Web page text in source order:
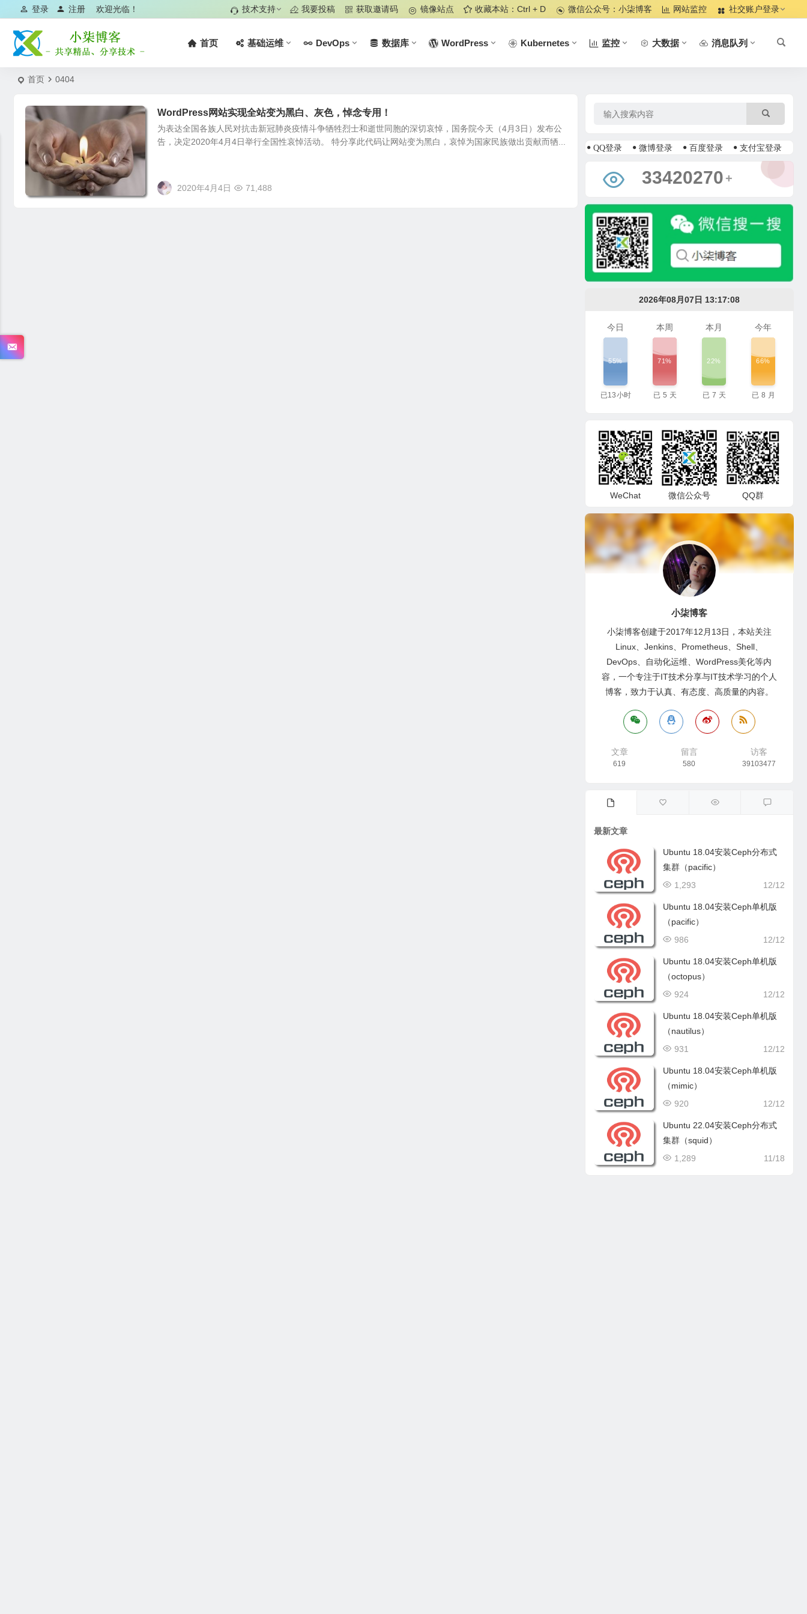
欢迎光临！
登录 注册 技术支持 我要投稿 获取邀请码 镜像站点 收藏本站：Ctrl + D 微信公众号：小柒博客 网站监控 社交账户登录
首页 基础运维 DevOps 数据库 WordPress Kubernetes 监控 大数据 消息队列
首页 0404
WordPress网站实现全站变为黑白、灰色，悼念专用！
为表达全国各族人民对抗击新冠肺炎疫情斗争牺牲烈士和逝世同胞的深切哀悼，国务院今天（4月3日）发布公
告，决定2020年4月4日举行全国性哀悼活动。 特分享此代码让网站变为黑白，哀悼为国家民族做出贡献而牺...
2020年4月4日 71,488
QQ登录 微博登录 百度登录 支付宝登录
37199951 +
2026年08月07日 13:17:09
今日
55%
已13小时
本周
71%
已 5 天
本月
22%
已 7 天
今年
66%
已 8 月
WeChat 微信公众号 QQ群
小柒博客
小柒博客创建于2017年12月13日，本站关注
Linux、Jenkins、Prometheus、Shell、
DevOps、自动化运维、WordPress美化等内
容，一个专注于IT技术分享与IT技术学习的个人
博客，致力于认真、有态度、高质量的内容。
文章
619
留言
580
访客
39103477
最新文章
Ubuntu 18.04安装Ceph分布式
集群（pacific）
12/12
1,293
Ubuntu 18.04安装Ceph单机版
（pacific）
12/12
986
Ubuntu 18.04安装Ceph单机版
（octopus）
12/12
924
Ubuntu 18.04安装Ceph单机版
（nautilus）
12/12
931
Ubuntu 18.04安装Ceph单机版
（mimic）
12/12
920
Ubuntu 22.04安装Ceph分布式
集群（squid）
11/18
1,289